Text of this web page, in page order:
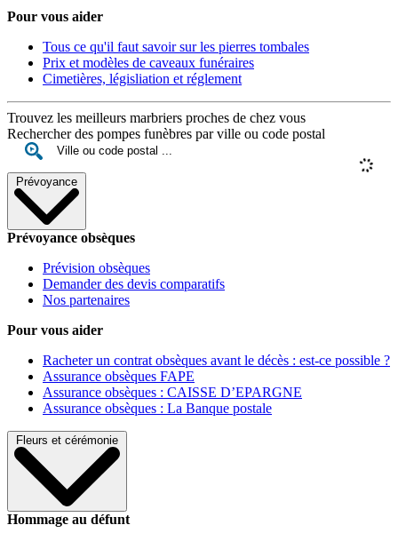
Pour vous aider
Tous ce qu'il faut savoir sur les pierres tombales
Prix et modèles de caveaux funéraires
Cimetières, législiation et réglement
Trouvez les meilleurs marbriers proches de chez vous
Rechercher des pompes funèbres par ville ou code postal
Prévoyance
Prévoyance obsèques
Prévision obsèques
Demander des devis comparatifs
Nos partenaires
Pour vous aider
Racheter un contrat obsèques avant le décès : est-ce possible ?
Assurance obsèques FAPE
Assurance obsèques : CAISSE D’EPARGNE
Assurance obsèques : La Banque postale
Fleurs et cérémonie
Hommage au défunt